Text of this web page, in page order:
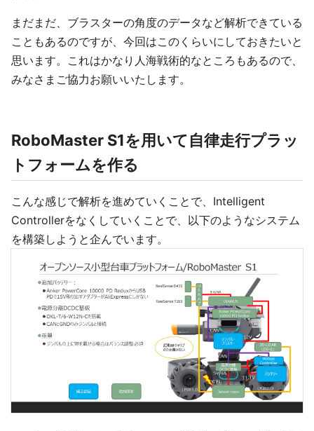
まだまだ、ブラスターの角度のデータなど解析できている
こともあるのですが、今回はこのくらいにしておきたいと
思います。これはかなり人海戦術的なところもあるので、
みなさまご協力お願いいたします。
RoboMaster S1を用いて自律走行プラッ
トフォームを作る
こんな感じで解析を進めていくことで、Intelligent
Controllerをなくしていくことで、以下のようなシステム
を構築しようと企んでいます。